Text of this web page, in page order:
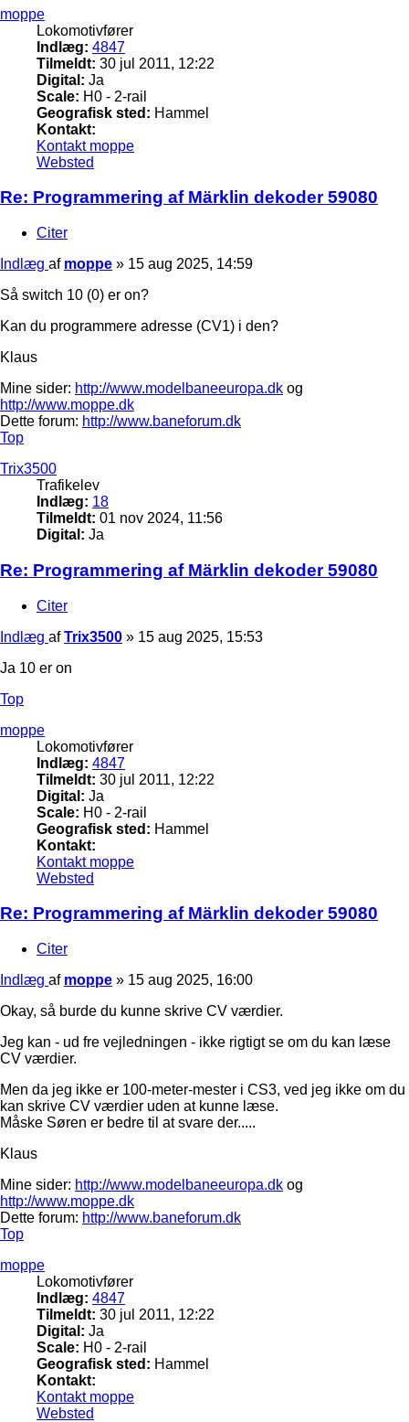
moppe
Lokomotivfører
Indlæg: 4847
Tilmeldt: 30 jul 2011, 12:22
Digital: Ja
Scale: H0 - 2-rail
Geografisk sted: Hammel
Kontakt:
Kontakt moppe
Websted
Re: Programmering af Märklin dekoder 59080
Citer
Indlæg af moppe » 15 aug 2025, 14:59
Så switch 10 (0) er on?
Kan du programmere adresse (CV1) i den?
Klaus
Mine sider: http://www.modelbaneeuropa.dk og
http://www.moppe.dk
Dette forum: http://www.baneforum.dk
Top
Trix3500
Trafikelev
Indlæg: 18
Tilmeldt: 01 nov 2024, 11:56
Digital: Ja
Re: Programmering af Märklin dekoder 59080
Citer
Indlæg afTrix3500 » 15 aug 2025, 15:53
Ja 10 er on
Top
moppe
Lokomotivfører
Indlæg: 4847
Tilmeldt: 30 jul 2011, 12:22
Digital: Ja
Scale: H0 - 2-rail
Geografisk sted: Hammel
Kontakt:
Kontakt moppe
Websted
Re: Programmering af Märklin dekoder 59080
Citer
Indlæg af moppe » 15 aug 2025, 16:00
Okay, så burde du kunne skrive CV værdier.
Jeg kan - ud fre vejledningen - ikke rigtigt se om du kan læse
CV værdier.
Men da jeg ikke er 100-meter-mester i CS3, ved jeg ikke om du
kan skrive CV værdier uden at kunne læse.
Måske Søren er bedre til at svare der.....
Klaus
Mine sider: http://www.modelbaneeuropa.dk og
http://www.moppe.dk
Dette forum: http://www.baneforum.dk
Top
moppe
Lokomotivfører
Indlæg: 4847
Tilmeldt: 30 jul 2011, 12:22
Digital: Ja
Scale: H0 - 2-rail
Geografisk sted: Hammel
Kontakt:
Kontakt moppe
Websted